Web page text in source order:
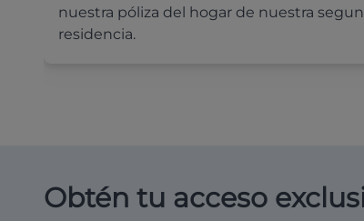
nuestra póliza del hogar de nuestra
residencia.
Obtén tu acceso